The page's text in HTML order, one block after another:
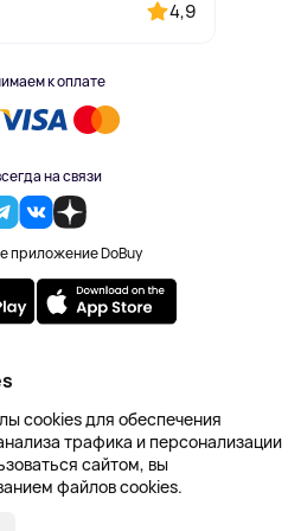
4,9
к оплате
на связи
приложение DoBuy
Все права защищены
персональных данных
соглашение
Оферта
сайта – NetLab
cookies для обеспечения
трафика и персонализации
сайтом, вы
файлов cookies.